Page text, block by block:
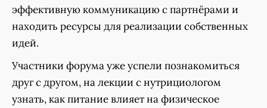
эффективную коммуникацию с партнёрами и
находить ресурсы для реализации собственных
идей.
Участники форума уже успели познакомиться
друг с другом, на лекции с нутрициологом
узнать, как питание влияет на физическое